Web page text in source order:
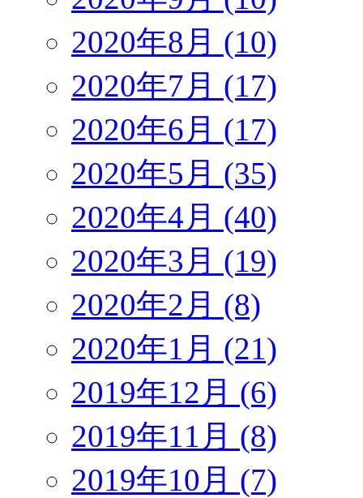
2020年8月 (10)
2020年7月 (17)
2020年6月 (17)
2020年5月 (35)
2020年4月 (40)
2020年3月 (19)
2020年2月 (8)
2020年1月 (21)
2019年12月 (6)
2019年11月 (8)
2019年10月 (7)